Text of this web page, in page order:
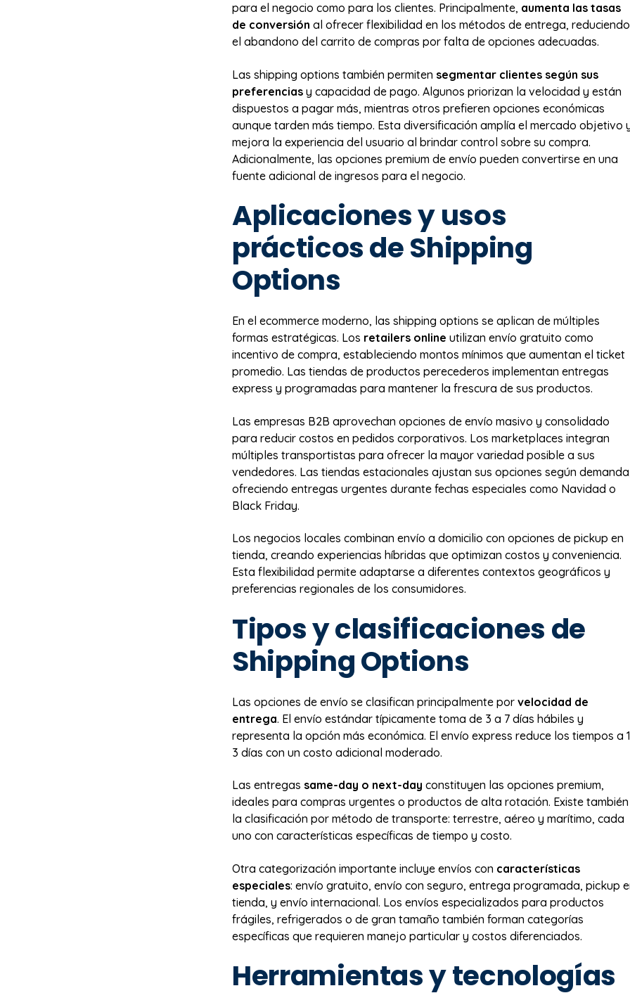
para el negocio como para los clientes. Principalmente, aumenta las tasas
de conversión al ofrecer flexibilidad en los métodos de entrega, reduciendo
el abandono del carrito de compras por falta de opciones adecuadas.
Las shipping options también permiten segmentar clientes según sus
preferencias y capacidad de pago. Algunos priorizan la velocidad y están
dispuestos a pagar más, mientras otros prefieren opciones económicas
aunque tarden más tiempo. Esta diversificación amplía el mercado objetivo
mejora la experiencia del usuario al brindar control sobre su compra.
Adicionalmente, las opciones premium de envío pueden convertirse en una
fuente adicional de ingresos para el negocio.
Aplicaciones y usos
prácticos de Shipping
Options
En el ecommerce moderno, las shipping options se aplican de múltiples
formas estratégicas. Los retailers online utilizan envío gratuito como
incentivo de compra, estableciendo montos mínimos que aumentan el ticket
promedio. Las tiendas de productos perecederos implementan entregas
express y programadas para mantener la frescura de sus productos.
Las empresas B2B aprovechan opciones de envío masivo y consolidado
para reducir costos en pedidos corporativos. Los marketplaces integran
múltiples transportistas para ofrecer la mayor variedad posible a sus
vendedores. Las tiendas estacionales ajustan sus opciones según
ofreciendo entregas urgentes durante fechas especiales como Navidad o
Black Friday.
Los negocios locales combinan envío a domicilio con opciones de pickup en
tienda, creando experiencias híbridas que optimizan costos y conveniencia.
Esta flexibilidad permite adaptarse a diferentes contextos geográficos y
preferencias regionales de los consumidores.
Tipos y clasificaciones de
Shipping Options
Las opciones de envío se clasifican principalmente por velocidad de
entrega. El envío estándar típicamente toma de 3 a 7 días hábiles y
representa la opción más económica. El envío express reduce los tiempos a
3 días con un costo adicional moderado.
Las entregas same-day o next-day constituyen las opciones premium,
ideales para compras urgentes o productos de alta rotación. Existe también
la clasificación por método de transporte: terrestre, aéreo y marítimo, cada
uno con características específicas de tiempo y costo.
Otra categorización importante incluye envíos con características
especiales: envío gratuito, envío con seguro, entrega programada, pickup
tienda, y envío internacional. Los envíos especializados para productos
frágiles, refrigerados o de gran tamaño también forman categorías
específicas que requieren manejo particular y costos diferenciados.
Herramientas y tecnologías